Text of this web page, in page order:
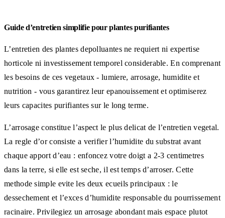
Guide d’entretien simplifie pour plantes purifiantes
L’entretien des plantes depolluantes ne requiert ni expertise
horticole ni investissement temporel considerable. En comprenant
les besoins de ces vegetaux - lumiere, arrosage, humidite et
nutrition - vous garantirez leur epanouissement et optimiserez
leurs capacites purifiantes sur le long terme.
L’arrosage constitue l’aspect le plus delicat de l’entretien vegetal.
La regle d’or consiste a verifier l’humidite du substrat avant
chaque apport d’eau : enfoncez votre doigt a 2-3 centimetres
dans la terre, si elle est seche, il est temps d’arroser. Cette
methode simple evite les deux ecueils principaux : le
dessechement et l’exces d’humidite responsable du pourrissement
racinaire. Privilegiez un arrosage abondant mais espace plutot